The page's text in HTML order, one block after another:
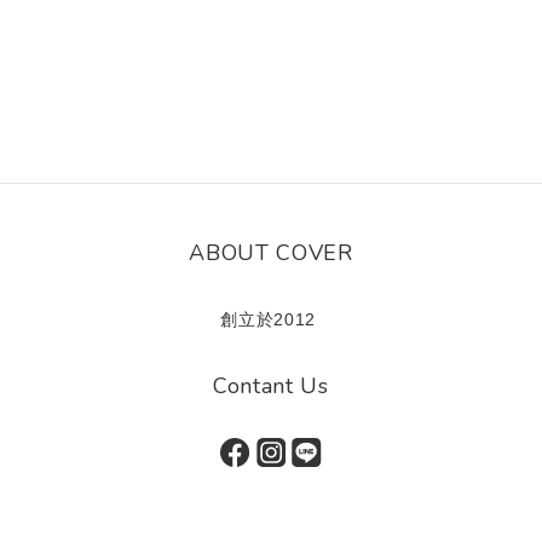
ABOUT COVER
創立於2012
Contant Us